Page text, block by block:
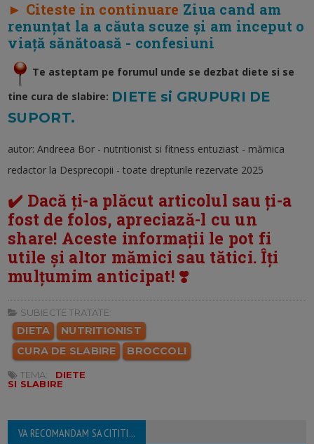
► Citeste in continuare Ziua cand am
renunțat la a căuta scuze și am inceput o
viață sănătoasă - confesiuni
Te asteptam pe forumul unde se dezbat diete si se
tine cura de slabire: DIETE si GRUPURI DE
SUPORT.
autor: Andreea Bor - nutritionist si fitness entuziast - mămica
redactor la Desprecopii - toate drepturile rezervate 2025
✔️ Dacă ți-a plăcut articolul sau ți-a
fost de folos, apreciază-l cu un
share! Aceste informații le pot fi
utile și altor mămici sau tătici. Îți
mulțumim anticipat! ❣️
SUBIECTE TRATATE:
DIETA
NUTRITIONIST
CURA DE SLABIRE
BROCCOLI
TEMA:
DIETE
SI SLABIRE
VA RECOMANDAM SA CITITI...